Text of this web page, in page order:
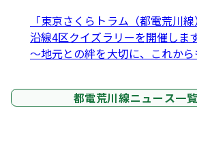
「東京さくらトラム（都電荒川線
沿線4区クイズラリーを開催しま
～地元との絆を大切に、これか
都電荒川線ニュース一